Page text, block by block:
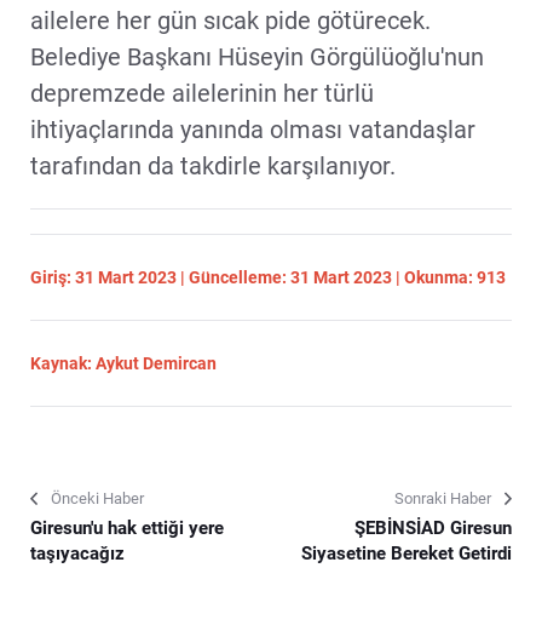
ailelere her gün sıcak pide götürecek.
Belediye Başkanı Hüseyin Görgülüoğlu'nun
depremzede ailelerinin her türlü
ihtiyaçlarında yanında olması vatandaşlar
tarafından da takdirle karşılanıyor.
Giriş: 31 Mart 2023 | Güncelleme: 31 Mart 2023 | Okunma: 913
Kaynak: Aykut Demircan
Önceki Haber
Giresun'u hak ettiği yere
taşıyacağız
Sonraki Haber
ŞEBİNSİAD Giresun
Siyasetine Bereket Getirdi